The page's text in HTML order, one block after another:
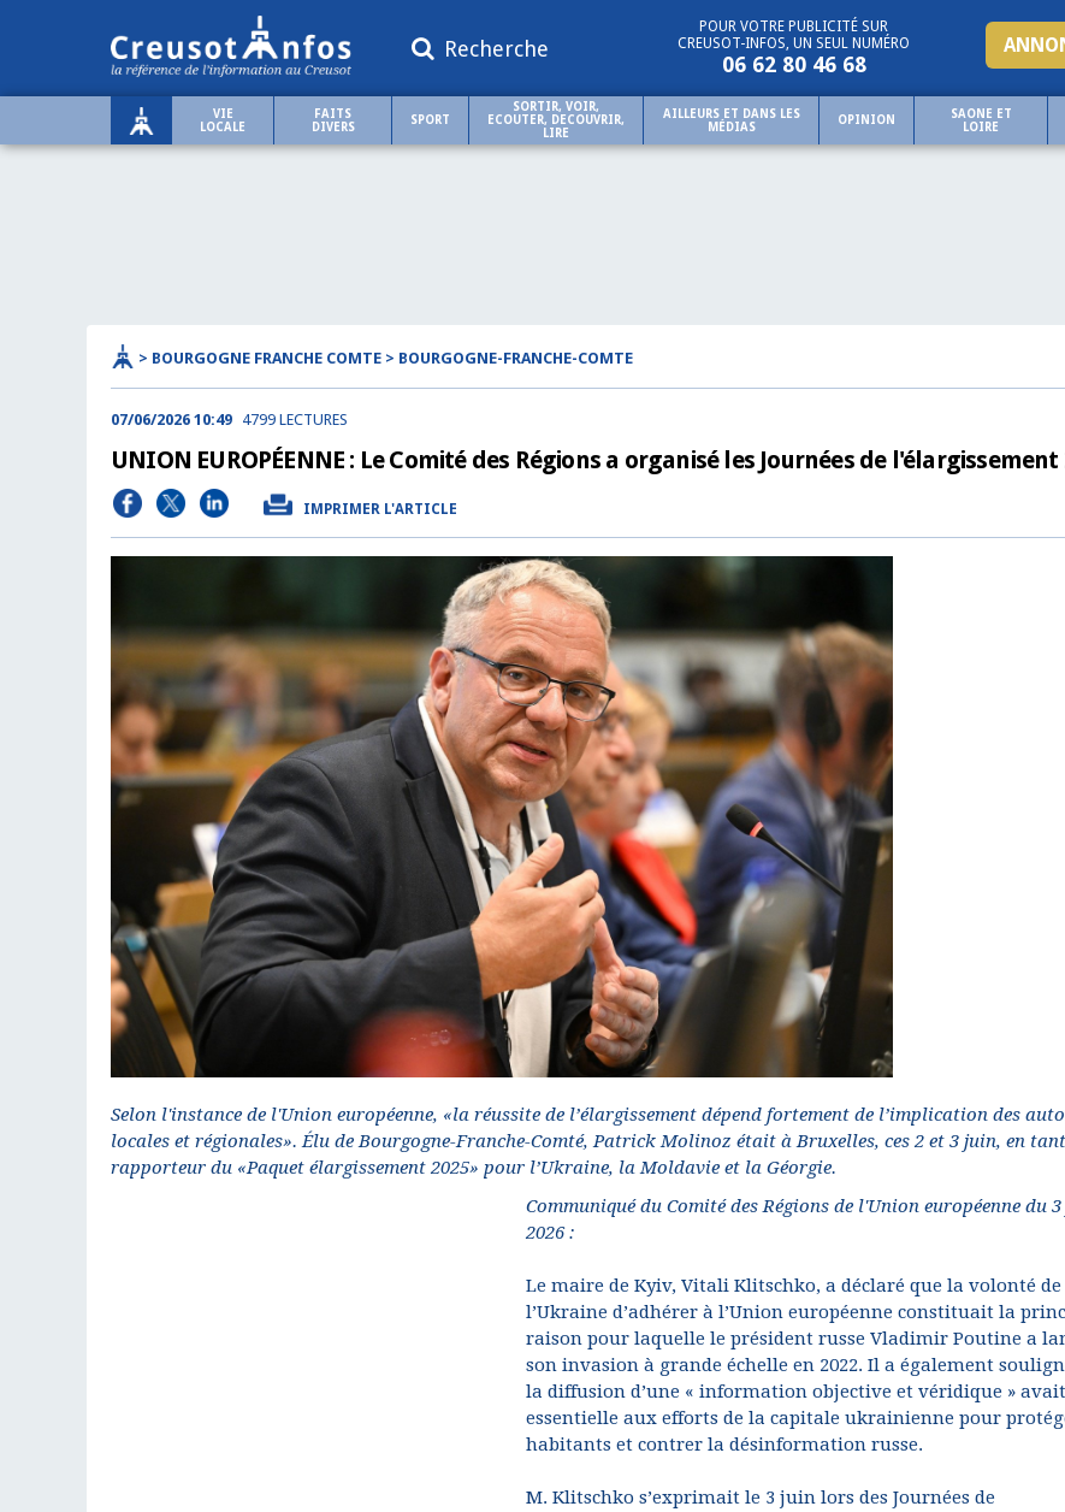
Recherche
POUR VOTRE PUBLICITÉ SUR
CREUSOT-INFOS, UN SEUL NUMÉRO
06 62 80 46 68
VIE
LOCALE
FAITS
DIVERS
SPORT
SORTIR, VOIR,
ECOUTER, DECOUVRIR,
LIRE
AILLEURS ET DANS LES
MÉDIAS
OPINION
SAONE ET
LOIRE
> BOURGOGNE FRANCHE COMTE > BOURGOGNE-FRANCHE-COMTE
07/06/2026 10:49 4799 LECTURES
UNION EUROPÉENNE : Le Comité des Régions a organisé les Journées de l'élargissement
IMPRIMER L'ARTICLE
Selon l'instance de l'Union européenne, «la réussite de l’élargissement dépend fortement de l’implication des
locales et régionales». Élu de Bourgogne-Franche-Comté, Patrick Molinoz était à Bruxelles, ces 2 et 3 juin, en
rapporteur du «Paquet élargissement 2025» pour l’Ukraine, la Moldavie et la Géorgie.
Communiqué du Comité des Régions de l'Union européenne du
2026 :
Le maire de Kyiv, Vitali Klitschko, a déclaré que la volonté de
l’Ukraine d’adhérer à l’Union européenne constituait la
raison pour laquelle le président russe Vladimir Poutine a
son invasion à grande échelle en 2022. Il a également
la diffusion d’une « information objective et véridique »
essentielle aux efforts de la capitale ukrainienne pour
habitants et contrer la désinformation russe.
M. Klitschko s’exprimait le 3 juin lors des Journées de